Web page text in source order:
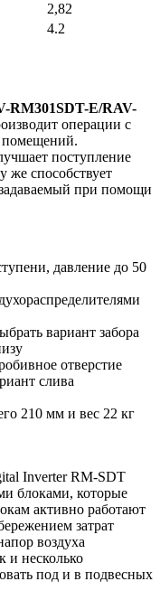
2,82
4.2
RM301SDT-E/RAV-
операции с
помещений.
поступление
же способствует
при помощи
давление до 50
вариант забора
отверстие
слива
210 мм и вес 22 кг
Inverter RM-SDT
блоками, которые
активно работают
затрат
воздуха
и несколько
под и в подвесных